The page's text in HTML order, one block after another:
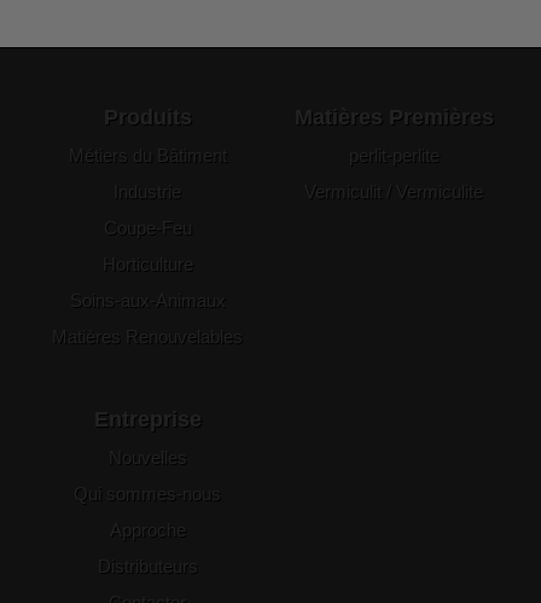
Produits
Métiers du Bâtiment
Industrie
Coupe-Feu
Horticulture
Soins-aux-Animaux
Matières Renouvelables
Matières Premières
perlit-perlite
Vermiculit / Vermiculite
Entreprise
Nouvelles
Qui sommes-nous
Approche
Distributeurs